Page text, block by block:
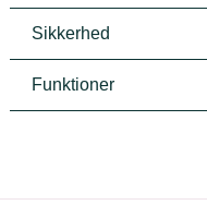
Sikkerhed
Funktioner